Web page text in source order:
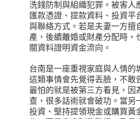
洗錢防制與組織犯罪。被害人
匯款憑證、提款資料、投資平
與聯絡方式。若是夫妻一方擅
產，後續離婚或財產分配時，
關資料證明資金流向。
台南是一座重視家庭與人情的
這類事情會先覺得丟臉，不敢
最怕的就是被第三方看見，因
查，很多話術就會破功。當另
投資、堅持提領現金或購買黃